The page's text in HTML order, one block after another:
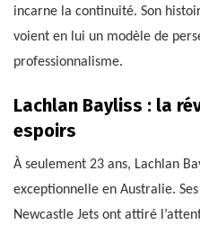
incarne la continuité. Son
voient en lui un modèle de
professionnalisme.
Lachlan Bayliss : la
espoirs
À seulement 23 ans, Lachlan
exceptionnelle en Australie.
Newcastle Jets ont attiré